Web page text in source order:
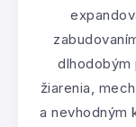
dlhodobým
žiarenia,
a nevhodným